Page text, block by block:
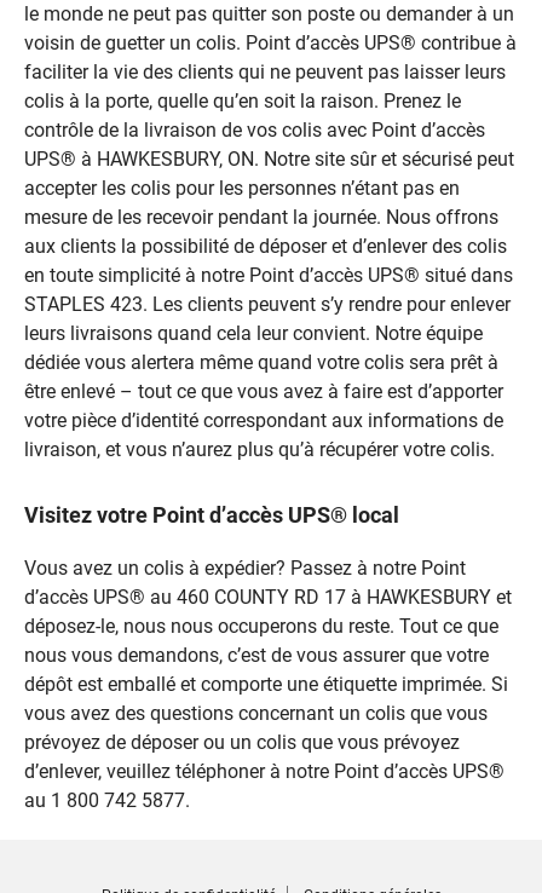
le monde ne peut pas quitter son poste ou demander à un
voisin de guetter un colis. Point d’accès UPS® contribue à
faciliter la vie des clients qui ne peuvent pas laisser leurs
colis à la porte, quelle qu’en soit la raison. Prenez le
contrôle de la livraison de vos colis avec Point d’accès
UPS® à HAWKESBURY, ON. Notre site sûr et sécurisé peut
accepter les colis pour les personnes n’étant pas en
mesure de les recevoir pendant la journée. Nous offrons
aux clients la possibilité de déposer et d’enlever des colis
en toute simplicité à notre Point d’accès UPS® situé dans
STAPLES 423. Les clients peuvent s’y rendre pour enlever
leurs livraisons quand cela leur convient. Notre équipe
dédiée vous alertera même quand votre colis sera prêt à
être enlevé – tout ce que vous avez à faire est d’apporter
votre pièce d’identité correspondant aux informations de
livraison, et vous n’aurez plus qu’à récupérer votre colis.
Visitez votre Point d’accès UPS® local
Vous avez un colis à expédier? Passez à notre Point
d’accès UPS® au 460 COUNTY RD 17 à HAWKESBURY et
déposez-le, nous nous occuperons du reste. Tout ce que
nous vous demandons, c’est de vous assurer que votre
dépôt est emballé et comporte une étiquette imprimée. Si
vous avez des questions concernant un colis que vous
prévoyez de déposer ou un colis que vous prévoyez
d’enlever, veuillez téléphoner à notre Point d’accès UPS®
au 1 800 742 5877.